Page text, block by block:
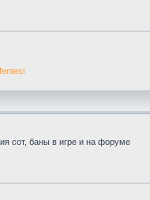
fentesi
сот, баны в игре и на форуме